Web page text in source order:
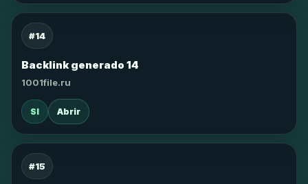
#14
Backlink generado 14
1001file.ru
SI Abrir
#15